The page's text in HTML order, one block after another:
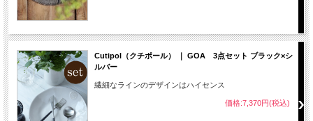
Cutipol（クチポール） ｜ GOA 3点セット ブラック×シ
ルバー
繊細なラインのデザインはハイセンス
価格:7,370円(税込)